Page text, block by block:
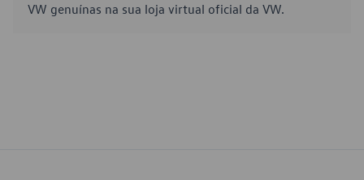
VW genuínas na sua loja virtual oficial da VW.